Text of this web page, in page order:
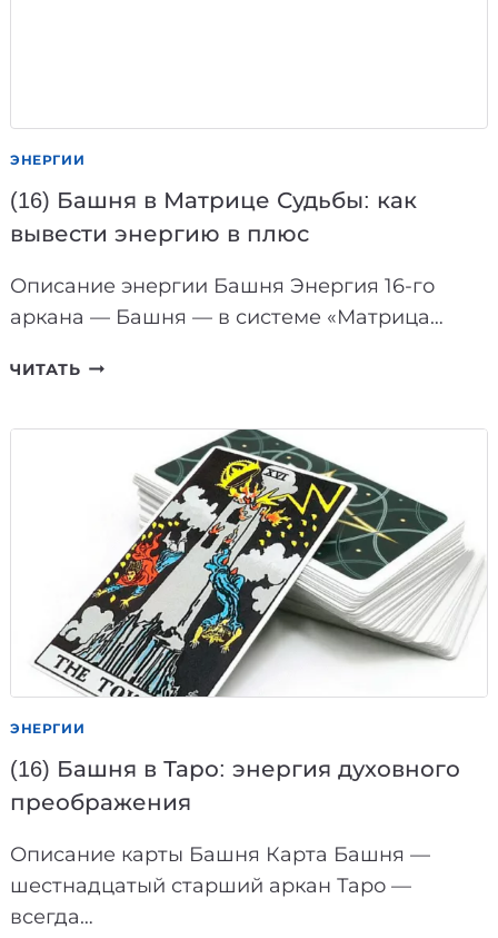
ЭНЕРГИИ
(16) Башня в Матрице Судьбы: как
вывести энергию в плюс
Описание энергии Башня Энергия 16-го
аркана — Башня — в системе «Матрица…
ЧИТАТЬ (16)
СУДЬБЫ:
ВЫВЕСТИ
ЭНЕРГИЮ
ПЛЮС
ЭНЕРГИИ
(16) Башня в Таро: энергия духовного
преображения
Описание карты Башня Карта Башня —
шестнадцатый старший аркан Таро —
всегда…